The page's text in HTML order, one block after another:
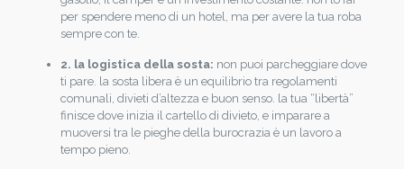
per spendere meno di un hotel, ma per avere la tua roba
sempre con te.
2. la logistica della sosta: non puoi parcheggiare dove
ti pare. la sosta libera è un equilibrio tra regolamenti
comunali, divieti d’altezza e buon senso. la tua “libertà”
finisce dove inizia il cartello di divieto, e imparare a
muoversi tra le pieghe della burocrazia è un lavoro a
tempo pieno.